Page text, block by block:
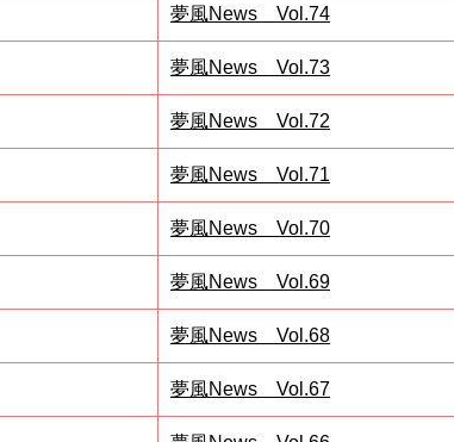
夢風News Vol.74
夢風News Vol.73
夢風News Vol.72
夢風News Vol.71
夢風News Vol.70
夢風News Vol.69
夢風News Vol.68
夢風News Vol.67